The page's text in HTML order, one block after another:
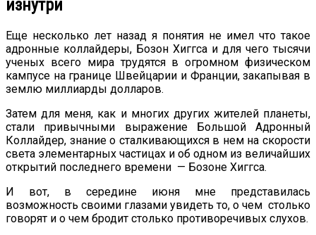
изнутри
Еще несколько лет назад я понятия не имел что такое
адронные коллайдеры, Бозон Хиггса и для чего тысячи
ученых всего мира трудятся в огромном физическом
кампусе на границе Швейцарии и Франции, закапывая в
землю миллиарды долларов.
Затем для меня, как и многих других жителей планеты,
стали привычными выражение Большой Адронный
Коллайдер, знание о сталкивающихся в нем на скорости
света элементарных частицах и об одном из величайших
открытий последнего времени — Бозоне Хиггса.
И вот, в середине июня мне представилась
возможность своими глазами увидеть то, о чем столько
говорят и о чем бродит столько противоречивых слухов.